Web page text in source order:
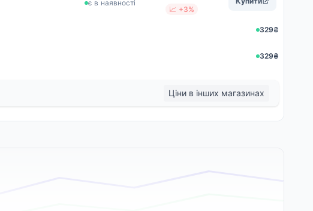
є в наявності
📈 +3%
329₴
329₴
Ціни в інших магазинах